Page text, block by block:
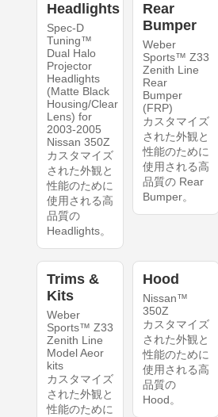
Headlights
Spec-D
Tuning™
Dual Halo
Projector
Headlights
(Matte Black
Housing/Clear
Lens) for
2003-2005
Nissan 350Z
カスタマイズ
された外観と
性能のために
使用される高
品質の
Headlights。
Rear
Bumper
Weber
Sports™ Z33
Zenith Line
Rear
Bumper
(FRP)
カスタマイズ
された外観と
性能のために
使用される高
品質の Rear
Bumper。
Trims &
Kits
Weber
Sports™ Z33
Zenith Line
Model Aeor
kits
カスタマイズ
された外観と
性能のために
Hood
Nissan™
350Z
カスタマイズ
された外観と
性能のために
使用される高
品質の
Hood。